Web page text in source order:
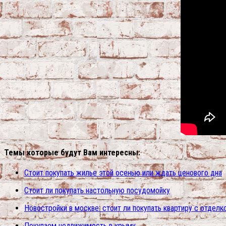
Темы которые будут Вам интересны:
Стоит покупать жилье этой осенью или ждать ценового дна
Стоит ли покупать настольную посудомойку
Новостройки в москве: стоит ли покупать квартиру с